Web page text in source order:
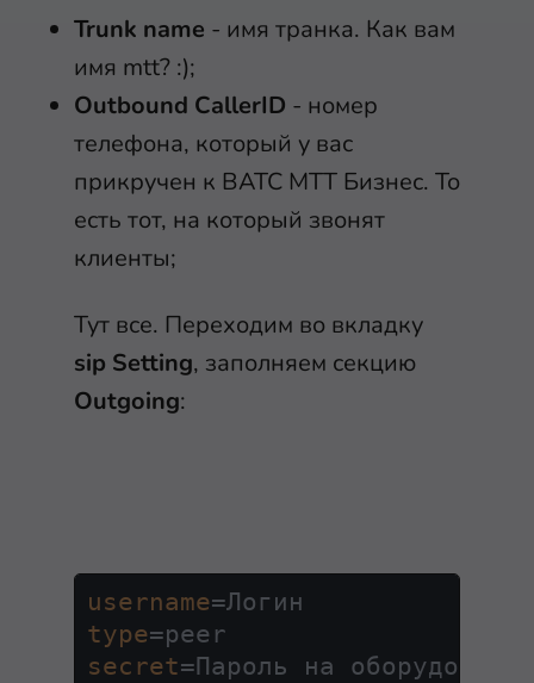
Trunk name - имя транка. Как вам
имя mtt? :);
Outbound CallerID - номер
телефона, который у вас
прикручен к ВАТС МТТ Бизнес. То
есть тот, на который звонят
клиенты;
Тут все. Переходим во вкладку
sip Setting, заполняем секцию
Outgoing:
username
type
secret